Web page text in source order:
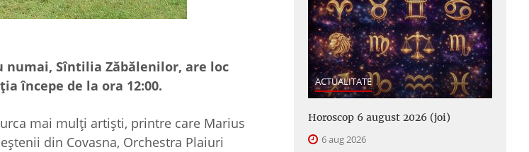
Sîntilia Zăbălenilor, are loc
începe de la ora 12:00.
mai mulți artiști, printre care Marius
din Covasna, Orchestra Plaiuri
ACTUALITATE
Horoscop 6 august 2026 (joi)
6 aug 2026